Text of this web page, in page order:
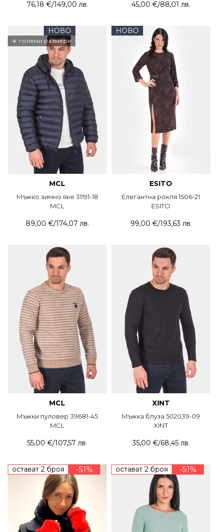
76,18 €/149,00 лв. 45,00 €/88,01 лв.
НОВО
+ големи размери
MCL
Мъжко зимно яке 31191-18
MCL
89,00 €/174,07 лв.
НОВО
ESITO
Елегантна рокля 1506-21
ESITO
99,00 €/193,63 лв.
MCL
Мъжки пуловер 39681-45
MCL
55,00 €/107,57 лв.
XINT
Мъжка блуза 502039-09
XINT
35,00 €/68,45 лв.
остават 2 броя -51% остават 2 броя -51%